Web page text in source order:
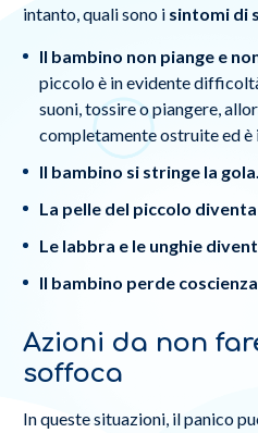
intanto, quali sono i sintomi di
Il bambino non piange e
piccolo è in evidente
suoni, tossire o piangere,
completamente ostruite ed è
Il bambino si stringe la gola.
La pelle del piccolo
Le labbra e le unghie
Il bambino perde
Azioni da non
soffoca
In queste situazioni, il panico